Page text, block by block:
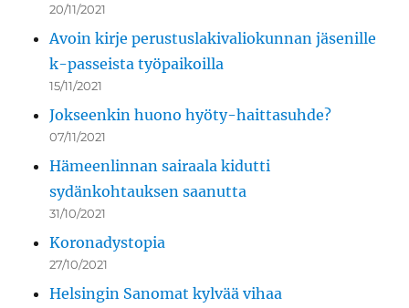
20/11/2021
Avoin kirje perustuslakivaliokunnan jäsenille
k-passeista työpaikoilla
15/11/2021
Jokseenkin huono hyöty-haittasuhde?
07/11/2021
Hämeenlinnan sairaala kidutti
sydänkohtauksen saanutta
31/10/2021
Koronadystopia
27/10/2021
Helsingin Sanomat kylvää vihaa